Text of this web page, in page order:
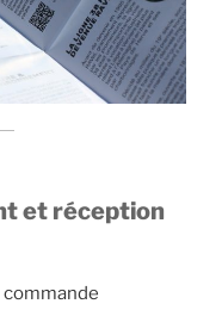
et réception